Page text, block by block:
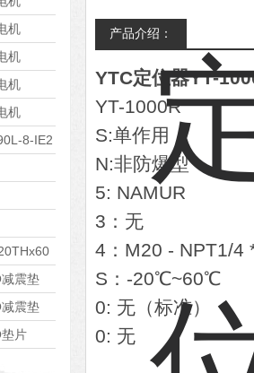
机
机
机
机
8-IE2
震垫
震垫
片
产品介绍：
YTC定位器YT-
YT-1000R
S:单作用
N:非防爆型
5: NAMUR
3：无
4：M20 - NPT1/4
S：-20℃~60℃
0: 无（标准）
0: 无